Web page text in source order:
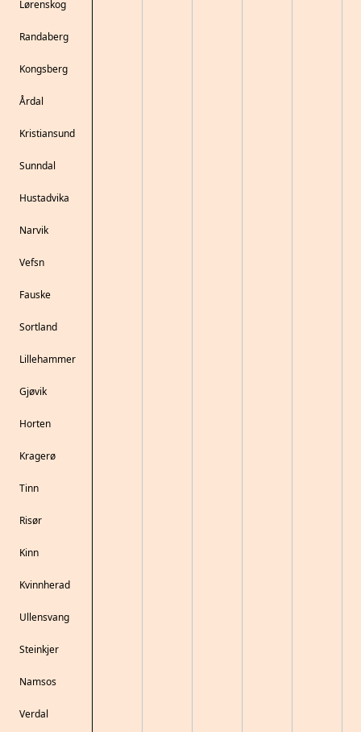
Lørenskog
Randaberg
Kongsberg
Årdal
Kristiansund
Sunndal
Hustadvika
Narvik
Vefsn
Fauske
Sortland
Lillehammer
Gjøvik
Horten
Kragerø
Tinn
Risør
Kinn
Kvinnherad
Ullensvang
Steinkjer
Namsos
Verdal